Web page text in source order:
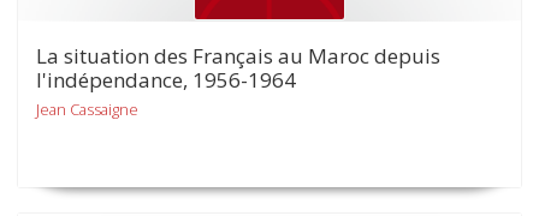
La situation des Français au Maroc depuis
l'indépendance, 1956-1964
Jean Cassaigne